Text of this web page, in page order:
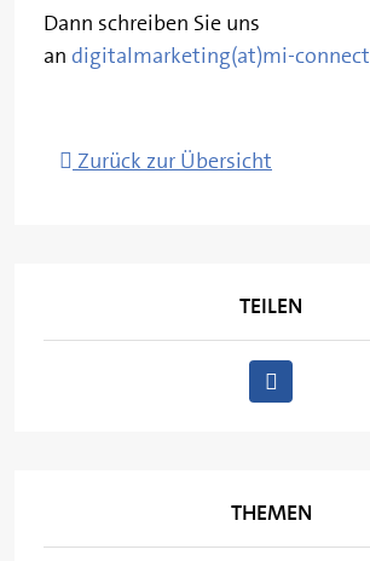
Dann schreiben Sie uns
an digitalmarketing(at)mi-
Zurück zur Übersicht
TEILEN
THEMEN